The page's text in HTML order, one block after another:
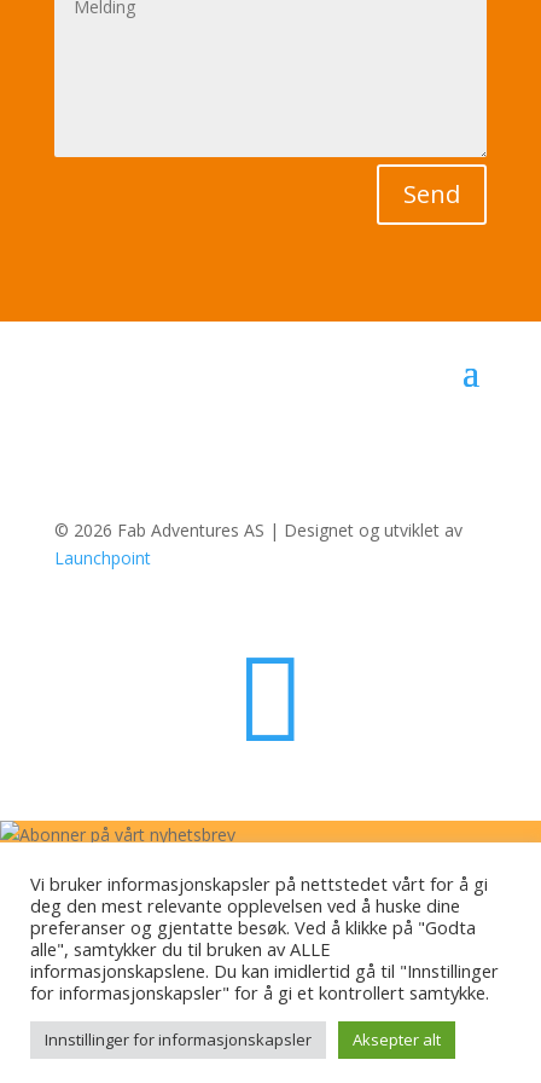
Send
© 2026 Fab Adventures AS | Designet og utviklet av
Launchpoint

Vi bruker informasjonskapsler på nettstedet vårt for å gi
deg den mest relevante opplevelsen ved å huske dine
preferanser og gjentatte besøk. Ved å klikke på "Godta
alle", samtykker du til bruken av ALLE
informasjonskapslene. Du kan imidlertid gå til "Innstillinger
for informasjonskapsler" for å gi et kontrollert samtykke.
Innstillinger for informasjonskapsler Aksepter alt
Bli med på vår mailingliste for å motta de siste nyhetene og
oppdateringene fra teamet vårt.
ABONNER!
Du har abonnert!